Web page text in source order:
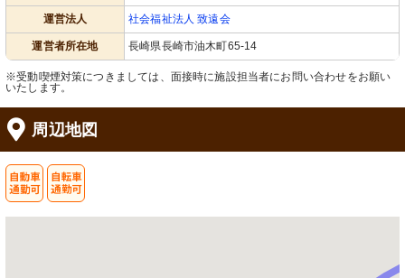
運営法人 社会福祉法人 致遠会
運営者所在地 長崎県長崎市油木町65-14
※受動喫煙対策につきましては、面接時に施設担当者にお問い合わせをお願い
いたします。
周辺地図